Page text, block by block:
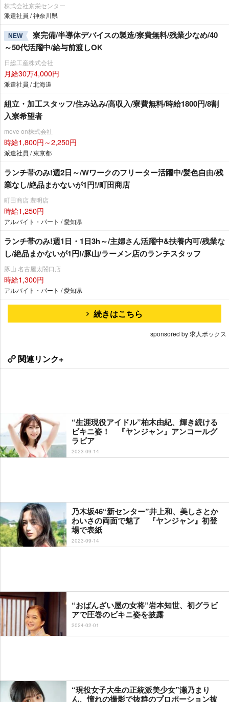
株式会社京栄センター
派遣社員 / 神奈川県
NEW
寮完備/半導体デバイスの製造/寮費無料/残業少なめ/40
～50代活躍中/給与前渡しOK
日総工産株式会社
月給30万4,000円
派遣社員 / 北海道
組立・加工スタッフ/住み込み/高収入/寮費無料/時給1800円/8割
入寮希望者
move on株式会社
時給1,800円～2,250円
派遣社員 / 東京都
ランチ帯のみ!週2日～/Wワークのフリーター活躍中/髪色自由/残
業なし/絶品まかないが1円!/町田商店
町田商店 豊明店
時給1,250円
アルバイト・パート / 愛知県
ランチ帯のみ!週1日・1日3h～/主婦さん活躍中&扶養内可/残業な
し/絶品まかないが1円!/豚山/ラーメン店のランチスタッフ
豚山 名古屋太閤口店
時給1,300円
アルバイト・パート / 愛知県
続きはこちら
sponsored by 求人ボックス
関連リンク+
“生涯現役アイドル”柏木由紀、輝き続ける
ビキニ姿！ 『ヤンジャン』アンコールグ
ラビア
2023-09-14
乃木坂46“新センター”井上和、美しさとか
わいさの両面で魅了 『ヤンジャン』初登
場で表紙
2023-09-14
“おばんざい屋の女将”岩本知世、初グラビ
アで圧巻のビキニ姿を披露
2024-02-01
“現役女子大生の正統派美少女”瀬乃まり
ん、憧れの撮影で抜群のプロポーション披